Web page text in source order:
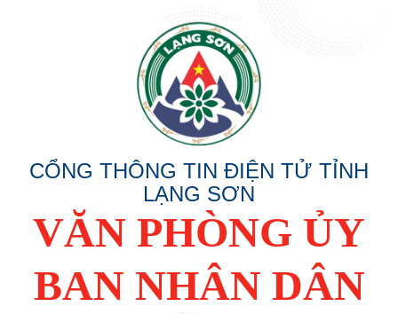
CỔNG THÔNG TIN ĐIỆN TỬ TỈNH
LẠNG SƠN
VĂN PHÒNG ỦY
BAN NHÂN DÂN